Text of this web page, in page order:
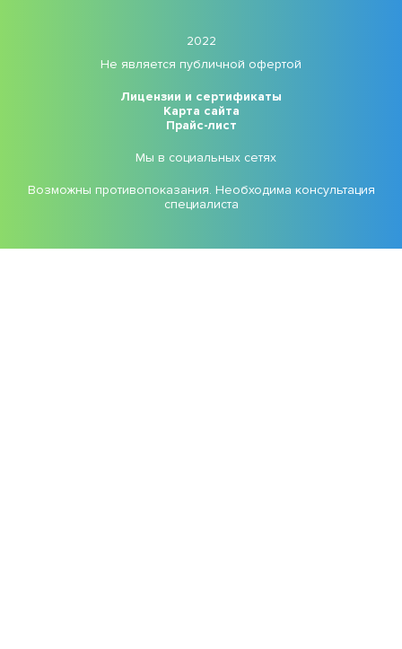
2022
Не является публичной офертой
Лицензии и сертификаты
Карта сайта
Прайс-лист
Мы в социальных сетях
Возможны противопоказания. Необходима консультация
специалиста